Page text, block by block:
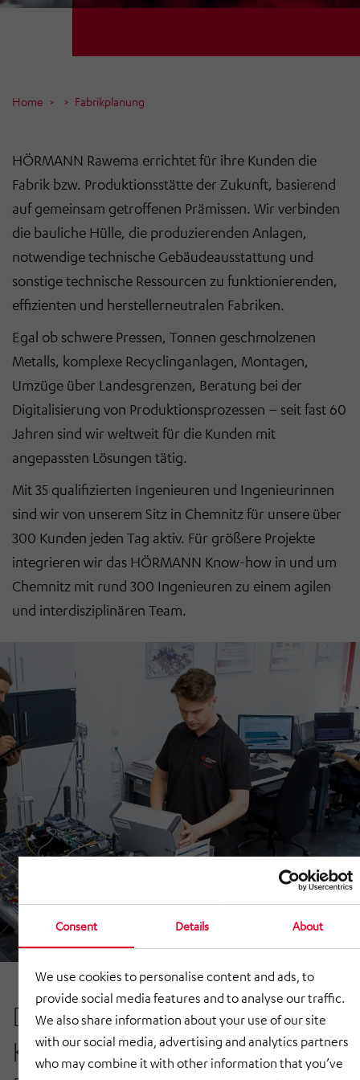
Consent Details About
We use cookies to personalise content and ads, to
provide social media features and to analyse our traffic.
We also share information about your use of our site
with our social media, advertising and analytics partners
who may combine it with other information that you’ve
Home Fabrikplanung
HÖRMANN Rawema errichtet für ihre Kunden die
Fabrik bzw. Produktionsstätte der Zukunft, basierend
auf gemeinsam getroffenen Prämissen. Wir verbinden
die bauliche Hülle, die produzierenden Anlagen,
notwendige technische Gebäudeausstattung und
sonstige technische Ressourcen zu funktionierenden,
effizienten und herstellerneutralen Fabriken.
Egal ob schwere Pressen, Tonnen geschmolzenen
Metalls, komplexe Recyclinganlagen, Montagen,
Umzüge über Landesgrenzen, Beratung bei der
Digitalisierung von Produktionsprozessen – seit fast 60
Jahren sind wir weltweit für die Kunden mit
angepassten Lösungen tätig.
Mit 35 qualifizierten Ingenieuren und Ingenieurinnen
sind wir von unserem Sitz in Chemnitz für unsere über
300 Kunden jeden Tag aktiv. Für größere Projekte
integrieren wir das HÖRMANN Know-how in und um
Chemnitz mit rund 300 Ingenieuren zu einem agilen
und interdisziplinären Team.
Das HÖRMANN Engineering
Kompetenzmodell – vom